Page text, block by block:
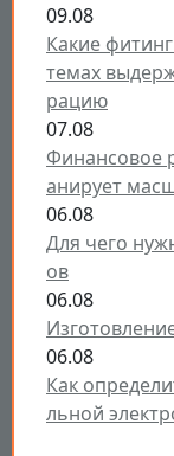
09.08
Какие
темах
рацию
07.08
Финансовое
анирует
06.08
Для чего
ов
06.08
06.08
Как
льной